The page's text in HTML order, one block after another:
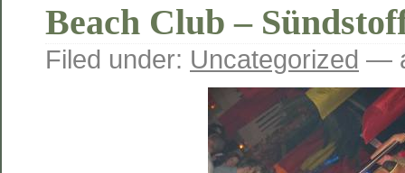
Beach Club –
Filed under: Uncategorized —